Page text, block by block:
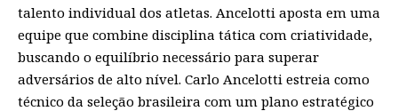
talento individual dos atletas. Ancelotti aposta em uma
equipe que combine disciplina tática com criatividade,
buscando o equilíbrio necessário para superar
adversários de alto nível. Carlo Ancelotti estreia como
técnico da seleção brasileira com um plano estratégico